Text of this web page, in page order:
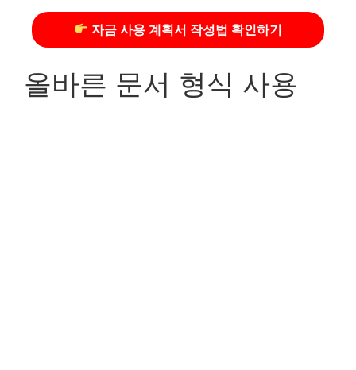
자금 사용 계획서 작성법 확인하기
올바른 문서 형식 사용